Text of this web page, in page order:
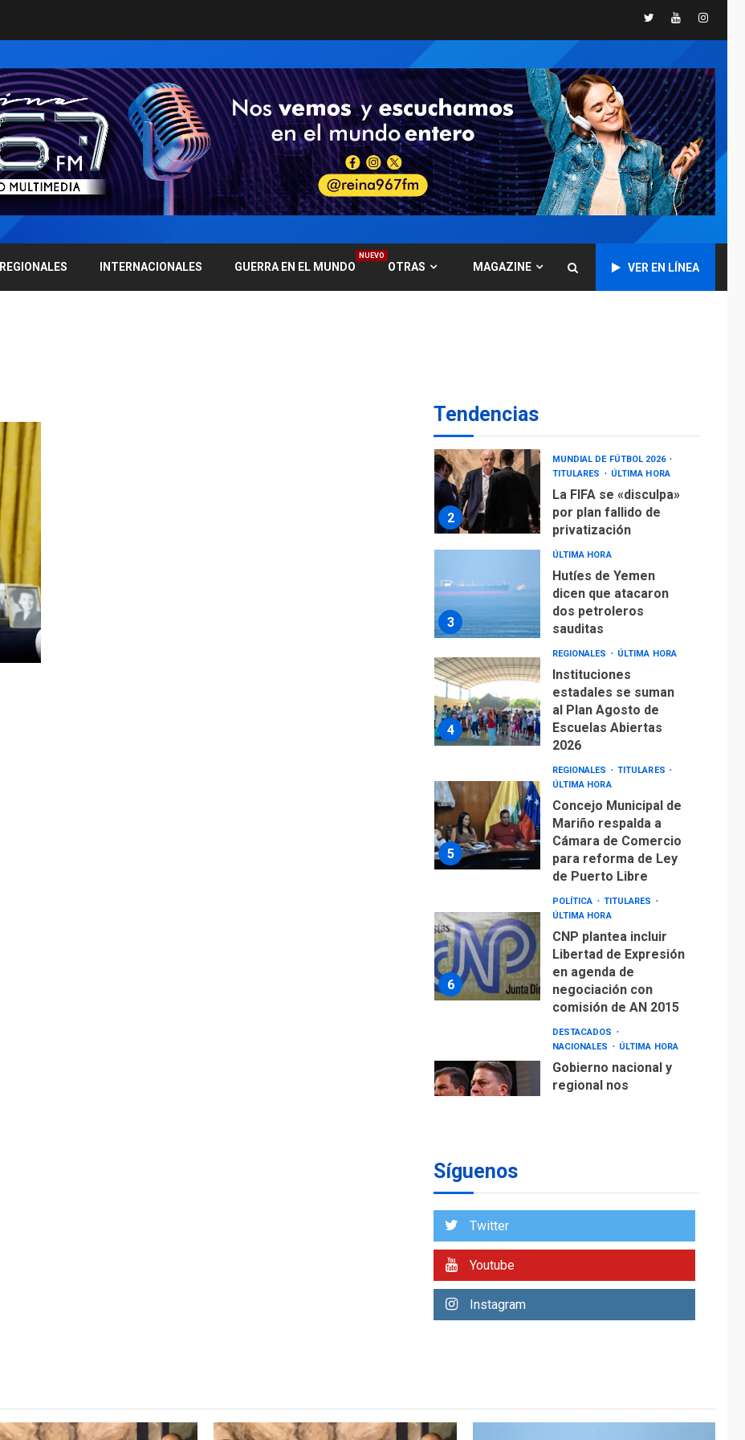
TwitterYoutube
REGIONALES INTERNACIONALES GUERRA EN EL MUNDO
NUEVO
OTRAS MAGAZINE VER EN LÍNEA
Tendencias
6
TITULARES
CNP plantea incluir
Libertad de Expresión
en agenda de
negociación con
comisión de AN 2015
7
DESTACADOS
NACIONALES
ÚLTIMA HORA
Gobierno nacional y
regional nos
respaldaron desde el
primer momento tras
asegura Gustavo
Duque
2
MUNDIAL DE FÚTBOL 2026
TITULARES
ÚLTIMA HORA
La FIFA se «disculpa»
por plan fallido de
privatización
3
ÚLTIMA HORA
Hutíes de Yemen
dicen que atacaron
dos petroleros
sauditas
4
REGIONALES ÚLTIMA HORA
Instituciones
estadales se suman
al Plan Agosto de
Escuelas Abiertas
2026
5
REGIONALES
TITULARES
ÚLTIMA HORA
Concejo Municipal de
Mariño respalda a
Cámara de Comercio
para reforma de Ley
de Puerto Libre
6
POLÍTICA
TITULARES
ÚLTIMA HORA
CNP plantea incluir
Libertad de Expresión
en agenda de
negociación con
comisión de AN 2015
DESTACADOS
NACIONALES
ÚLTIMA HORA
Gobierno nacional y
regional nos
1
ÚLTIMA HORA
operaciones de carga
Aeropuerto de
Síguenos
Twitter
Youtube
Instagram